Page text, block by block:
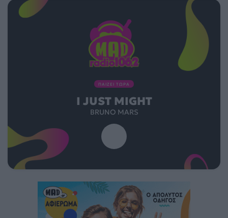
ΠΑΙΖΕΙ ΤΩΡΑ
I JUST MIGHT
BRUNO MARS